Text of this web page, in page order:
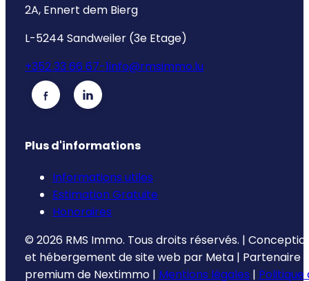
2A, Ennert dem Bierg
L-5244 Sandweiler (3e Etage)
+352 33 66 67-1info@rmsimmo.lu
Plus d'informations
Informations utiles
Estimation Gratuite
Honoraires
© 2026 RMS Immo. Tous droits réservés. |
et hébergement de site web par Meta | Partenaire
premium de Nextimmo | Mentions légales | Politique